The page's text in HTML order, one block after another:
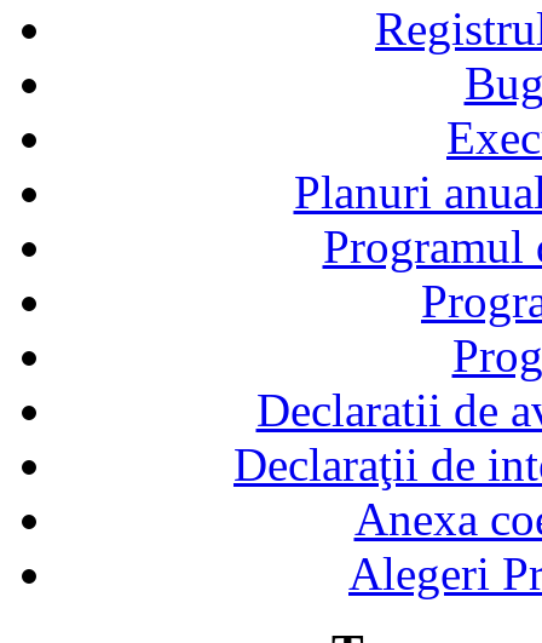
Planuri
Declaratii de
Declaraţii de
Anexa
Alegeri